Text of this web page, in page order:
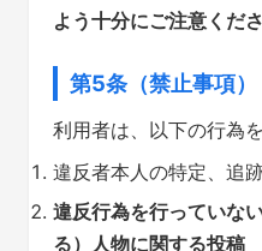
よう十分にご注意くださ
第5条（禁止事項）
利用者は、以下の行為
違反者本人の特定、追
違反行為を行っていな
る）人物に関する投稿